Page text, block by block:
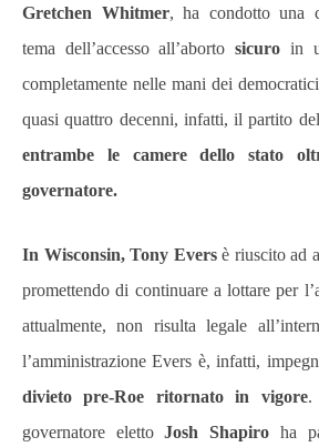
Gretchen Whitmer, ha condotto una
tema dell’accessoall’aborto sicuro in
completamente nelle mani dei
quasi quattro decenni, infatti, il partito
entrambe le camere dello stato
governatore.
In Wisconsin, Tony Eversè riuscito ad
promettendo di continuare a lottare per
attualmente, non risulta legale
l’amministrazione Evers è, infatti,
divieto pre-Roe ritornato in vigore.
governatore elettoJosh Shapiro ha